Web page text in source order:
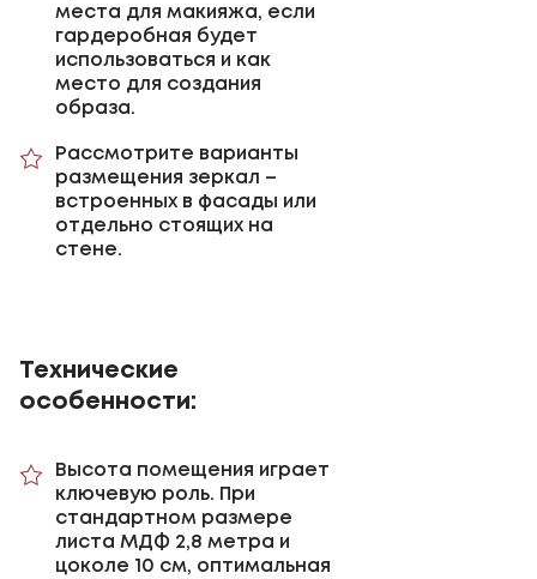
места для макияжа, если
гардеробная будет
использоваться и как
место для создания
образа.
Рассмотрите варианты
размещения зеркал –
встроенных в фасады или
отдельно стоящих на
стене.
Технические
особенности:
Высота помещения играет
ключевую роль. При
стандартном размере
листа МДФ 2,8 метра и
цоколе 10 см, оптимальная